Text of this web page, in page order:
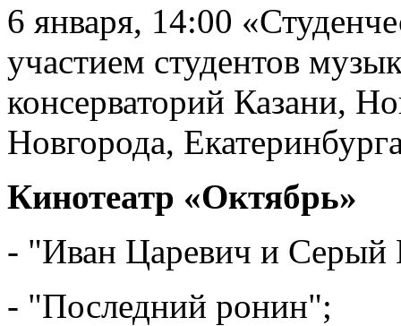
6 января, 14:00
участием студентов
консерваторий Казани,
Новгорода,
Кинотеатр «Октябрь»
- "Иван Царевич и Серый
- "Последний ронин";